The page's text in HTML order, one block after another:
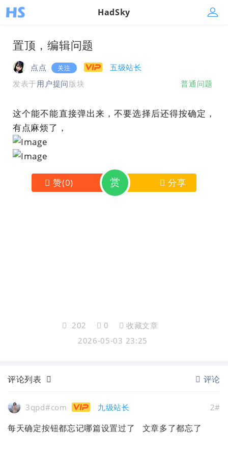
HadSky
置顶，编辑问题
点点 关注
五级站长
发表于用户提问版块 普通问题
这个能不能直接弹出来，不要选择后还得按确定，
有点麻烦了，
赞(0) 赏 分享
202 0
收藏文章
2026-05-03 23:25
评论列表 评论
3qpd#com 九级站长 2#
每天确定按钮都忘记哪篇设置过了 文章多了都忘了